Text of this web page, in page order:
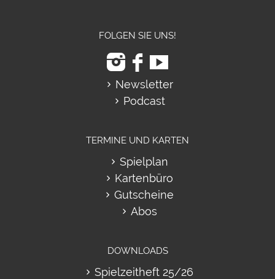
FOLGEN SIE UNS!
Newsletter
Podcast
TERMINE UND KARTEN
Spielplan
Kartenbüro
Gutscheine
Abos
DOWNLOADS
Spielzeitheft 25/26